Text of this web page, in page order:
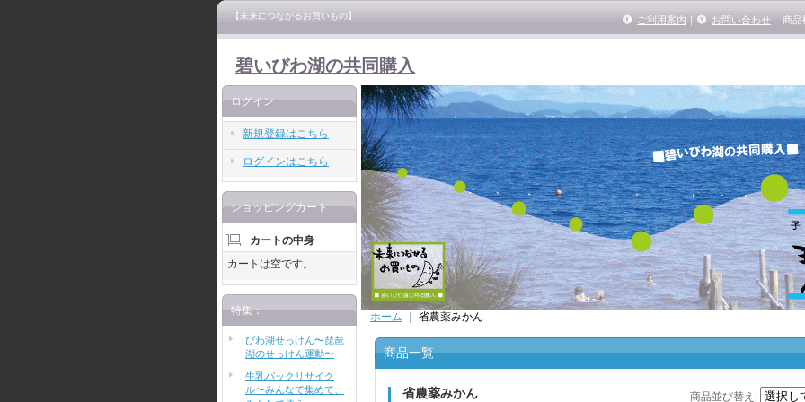
【未来につながるお買いもの】
碧いびわ湖の共同購入
ご利用案内 ｜ お問い合わせ 商品
ログイン
新規登録はこちら
ログインはこちら
ショッピングカート
カートの中身
カートは空です。
特集：
びわ湖せっけん〜琵琶
湖のせっけん運動〜
牛乳パックリサイク
ル〜みんなで集めて、
ホーム 省農薬みかん
商品一覧
省農薬みかん 商品並び替え :